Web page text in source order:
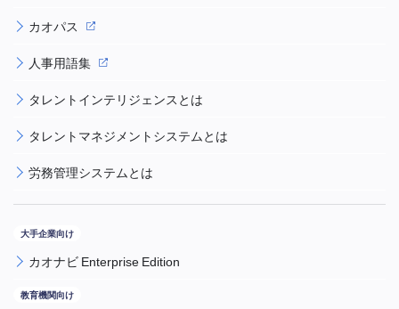
カオパス
人事用語集
タレントインテリジェンスとは
タレントマネジメントシステムとは
労務管理システムとは
カオナビ Enterprise Edition